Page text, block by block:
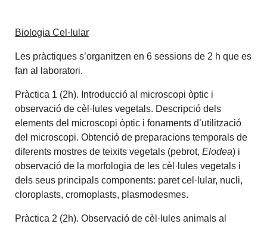
Biologia Cel·lular
Les pràctiques s’organitzen en 6 sessions de 2 h que es
fan al laboratori.
Pràctica 1 (2h). Introducció al microscopi òptic i
observació de cèl·lules vegetals. Descripció dels
elements del microscopi òptic i fonaments d’utilització
del microscopi. Obtenció de preparacions temporals de
diferents mostres de teixits vegetals (pebrot,Elodea) i
observació de la morfologia de les cèl·lules vegetals i
dels seus principals components: paret cel·lular, nucli,
cloroplasts, cromoplasts, plasmodesmes.
Pràctica 2 (2h). Observació de cèl·lules animals al